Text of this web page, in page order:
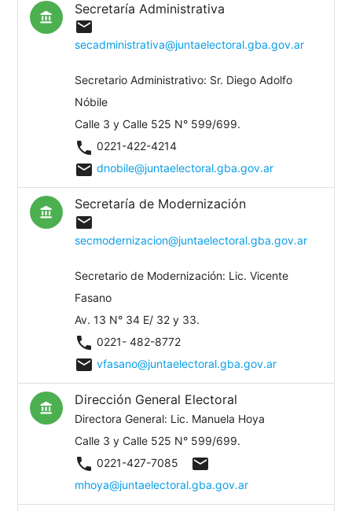
account_balance
Secretaría Administrativa
mail
secadministrativa@juntaelectoral.gba.gov.ar
Secretario Administrativo: Sr. Diego Adolfo
Nóbile
Calle 3 y Calle 525 N° 599/699.
phone 0221-422-4214
mail dnobile@juntaelectoral.gba.gov.ar
account_balance
Secretaría de Modernización
mail
secmodernizacion@juntaelectoral.gba.gov.ar
Secretario de Modernización: Lic. Vicente
Fasano
Av. 13 N° 34 E/ 32 y 33.
phone 0221- 482-8772
mail vfasano@juntaelectoral.gba.gov.ar
account_balance
Dirección General Electoral
Directora General: Lic. Manuela Hoya
Calle 3 y Calle 525 N° 599/699.
phone 0221-427-7085 mail
mhoya@juntaelectoral.gba.gov.ar